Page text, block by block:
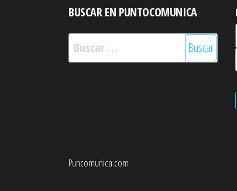
BUSCAR EN PUNTOCOMUNICA
Buscar:
Puncomunica.com